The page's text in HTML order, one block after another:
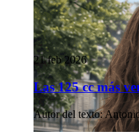
21 feb 2026
Las 125 cc más
Autor del texto: